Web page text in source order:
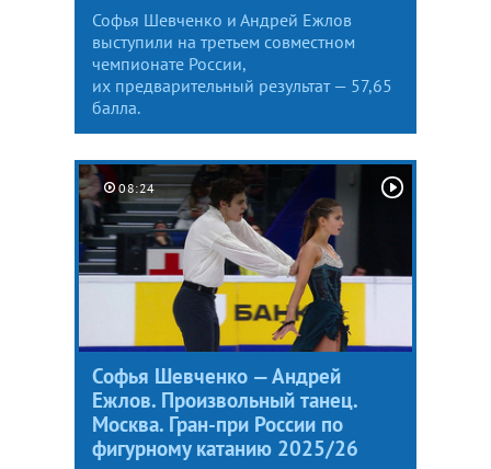
Софья Шевченко и Андрей Ежлов
выступили на третьем совместном
чемпионате России,
их предварительный результат — 57,65
балла.
08:24
Софья Шевченко — Андрей
Ежлов. Произвольный танец.
Москва. Гран-при России по
фигурному катанию 2025/26